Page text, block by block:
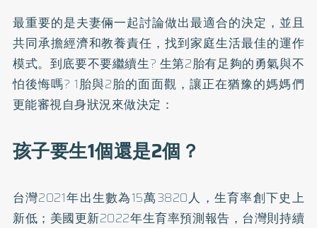
最重要的是夫妻倆一起討論做出最適合的決定，並且
共同承擔經濟和教養責任，找到家庭生活最佳的運作
模式。到底要不要繼續生? 生第2胎有足夠的勇氣與不
怕後悔嗎? 1胎與2胎的面面觀，讓正在猶豫的媽媽們
更能審視自身狀況來做決定：
孩子要生1個還是2個？
台灣2021年出生數為15萬3820人，生育率創下史上
新低；美國更新2022年生育率預測報告，台灣則持續